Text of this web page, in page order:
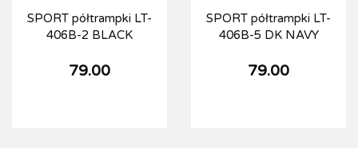
SPORT półtrampki LT-
406B-2 BLACK
79.00
SPORT półtrampki LT-
406B-5 DK NAVY
79.00